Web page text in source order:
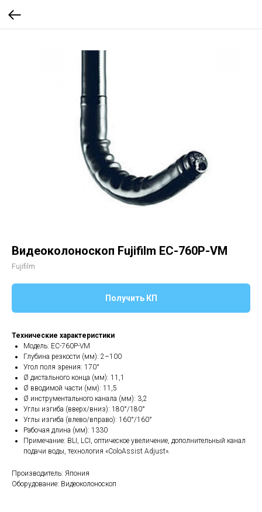
Видеоколоноскоп Fujifilm EC-760P-VM
Fujifilm
Получить КП
Технические характеристики
Модель: EC-760P-VM
Глубина резкости (мм): 2–100
Угол поля зрения: 170°
Ø дистального конца (мм): 11,1
Ø вводимой части (мм): 11,5
Ø инструментального канала (мм): 3,2
Углы изгиба (вверх/вниз): 180°/180°
Углы изгиба (влево/вправо): 160°/160°
Рабочая длина (мм): 1330
Примечание: BLI, LCI, оптическое увеличение, дополнительный канал
подачи воды, технология «ColoAssist Adjust».
Производитель: Япония
Оборудование: Видеоколоноскоп